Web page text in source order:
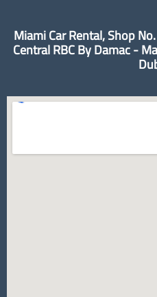
Miami Car Rental, Shop
Central RBC By Damac -